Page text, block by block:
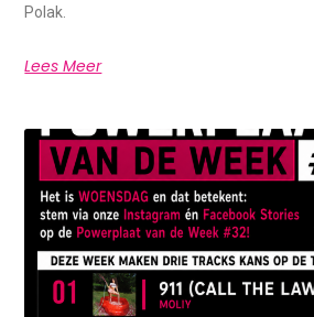
Polak.
Lees Meer